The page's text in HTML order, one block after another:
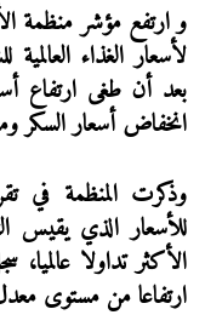
و ارتفع مؤشر منظمة
لأسعار الغذاء
بعد أن طغى ارتفاع
انخفاض أسعار السكر
وذكرت المنظمة في
للأسعار الذي يقيس
ارتفاعا من مستوى معدل بلغ 118.8 نقطة في